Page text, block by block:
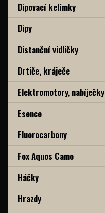
Dipovací kelímky
Dipy
Distanční vidličky
Drtiče, kráječe
Elektromotory, nabíječky
Esence
Fluorocarbony
Fox Aquos Camo
Háčky
Hrazdy